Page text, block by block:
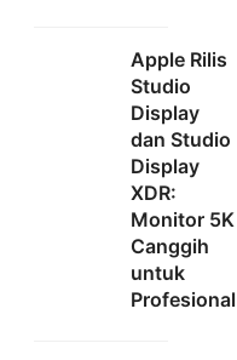
Apple Rilis
Studio
Display
dan Studio
Display
XDR:
Monitor 5K
Canggih
untuk
Profesional